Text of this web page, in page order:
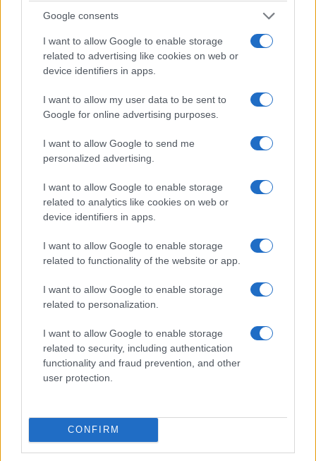
Google consents
I want to allow Google to enable storage
related to advertising like cookies on web or
device identifiers in apps.
I want to allow my user data to be sent to
Google for online advertising purposes.
I want to allow Google to send me
personalized advertising.
I want to allow Google to enable storage
related to analytics like cookies on web or
device identifiers in apps.
I want to allow Google to enable storage
related to functionality of the website or app.
I want to allow Google to enable storage
related to personalization.
I want to allow Google to enable storage
related to security, including authentication
functionality and fraud prevention, and other
user protection.
CONFIRM
Cgil, se non lo sa glielo dico, non si gira mai
dall’altra parte in nessun momento, tanto meno
nel rispetto del nostro presidente della
Repubblica». Poi la confessione del Fgtb.
Cosa serve alla politica
8 Agosto 2026, 13:40
1.3k